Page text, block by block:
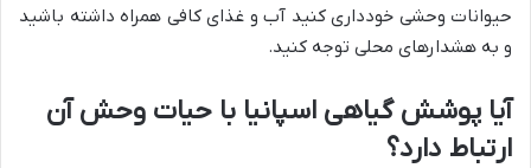
حیوانات وحشی خودداری کنید آب و غذای کافی همراه داشته باشید
و به هشدارهای محلی توجه کنید.
آیا پوشش گیاهی اسپانیا با حیات وحش آن
ارتباط دارد؟